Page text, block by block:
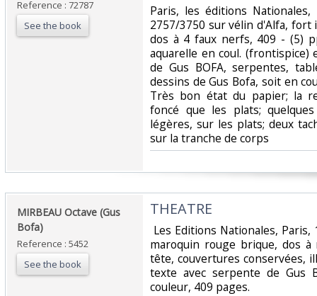
Reference : 72787
See the book
‎Paris, les éditions
2757/3750 sur vélin d'Alfa,
dos à 4 faux nerfs, 409 - (5)
aquarelle en coul.
de Gus BOFA, serpentes,
dessins de Gus Bofa, soit en
Très bon état du papier; la
foncé que les plats;
légères, sur les plats; deux
sur la tranche de corps ‎
‎MIRBEAU Octave (Gus
Bofa) ‎
Reference : 5452
See the book
‎THEATRE‎
Les Editions Nationales,
maroquin rouge brique, dos
tête, couvertures conservées,
texte avec serpente de Gus
couleur, 409 pages.‎